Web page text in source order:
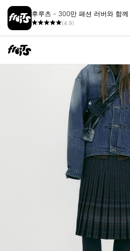
후루츠 - 300만 패션 러버와 함께
(4.9)